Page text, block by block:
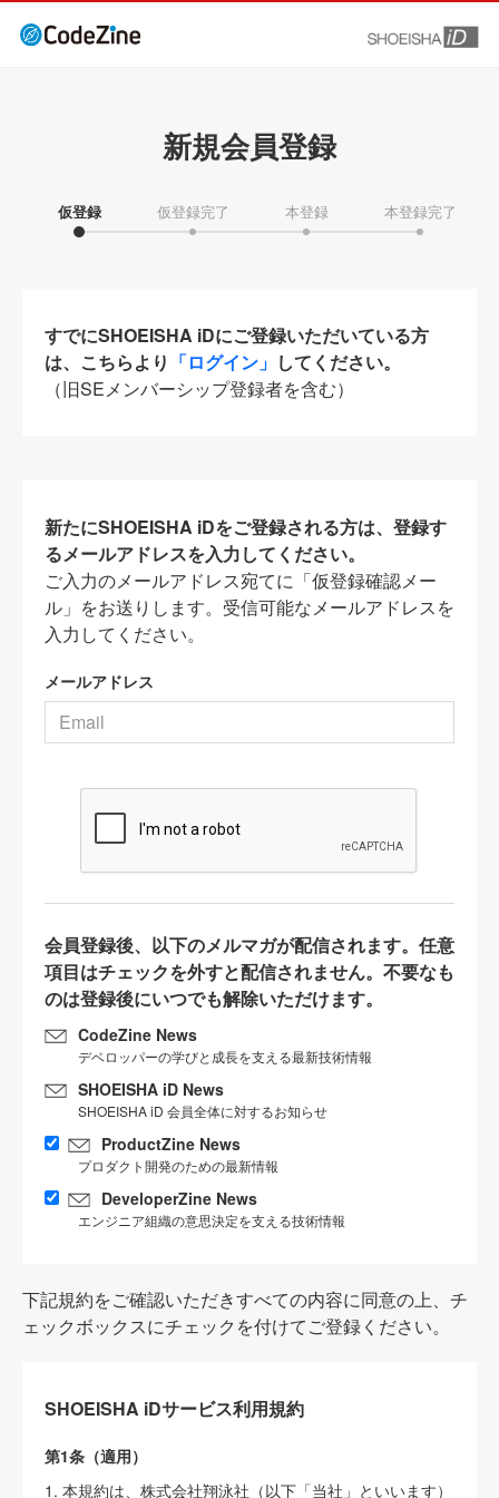
新規会員登録
仮登録 仮登録完了 本登録 本登録完了
すでにSHOEISHA iDにご登録いただいている方
は、こちらより 「ログイン」 してください。
（旧SEメンバーシップ登録者を含む）
新たにSHOEISHA iDをご登録される方は、登録す
るメールアドレスを入力してください。
ご入力のメールアドレス宛てに「仮登録確認メー
ル」をお送りします。受信可能なメールアドレスを
入力してください。
メールアドレス
会員登録後、以下のメルマガが配信されます。任意
項目はチェックを外すと配信されません。不要なも
のは登録後にいつでも解除いただけます。
CodeZine News
デベロッパーの学びと成長を支える最新技術情報
SHOEISHA iD News
SHOEISHA iD 会員全体に対するお知らせ
ProductZine News
プロダクト開発のための最新情報
DeveloperZine News
エンジニア組織の意思決定を支える技術情報
下記規約をご確認いただきすべての内容に同意の上、チ
ェックボックスにチェックを付けてご登録ください。
SHOEISHA iDサービス利用規約
第1条（適用）
1. 本規約は、株式会社翔泳社（以下「当社」といいます）